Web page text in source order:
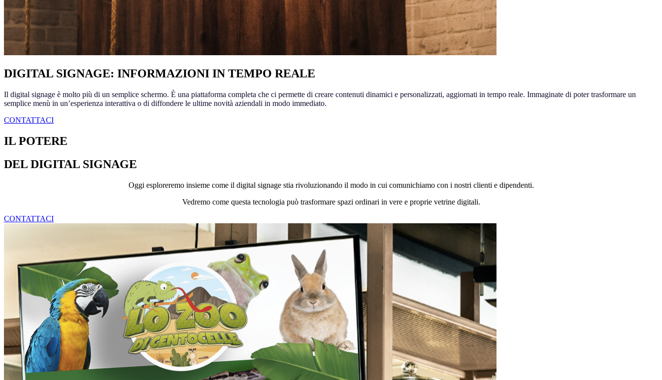
DIGITAL SIGNAGE: INFORMAZIONI IN TEMPO REALE
Il digital signage è molto più di un semplice schermo. È una piattaforma completa che ci permette di creare contenuti dinamici e personalizzati, aggiornati in tempo reale. Immaginate di poter trasformare un
semplice menù in un’esperienza interattiva o di diffondere le ultime novità aziendali in modo immediato.
CONTATTACI
IL POTERE
DEL DIGITAL SIGNAGE
Oggi esploreremo insieme come il digital signage stia rivoluzionando il modo in cui comunichiamo con i nostri clienti e dipendenti.
Vedremo come questa tecnologia può trasformare spazi ordinari in vere e proprie vetrine digitali.
CONTATTACI